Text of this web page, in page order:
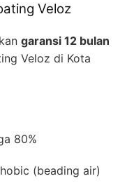
Veloz
garansi 12 bulan
Veloz di Kota
80%
(beading air)